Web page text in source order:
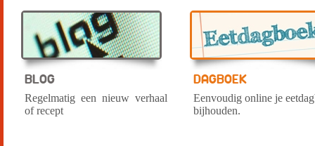
BLOG
Regelmatig een nieuw verhaal
of recept
DAGBOEK
Eenvoudig online je
bijhouden.